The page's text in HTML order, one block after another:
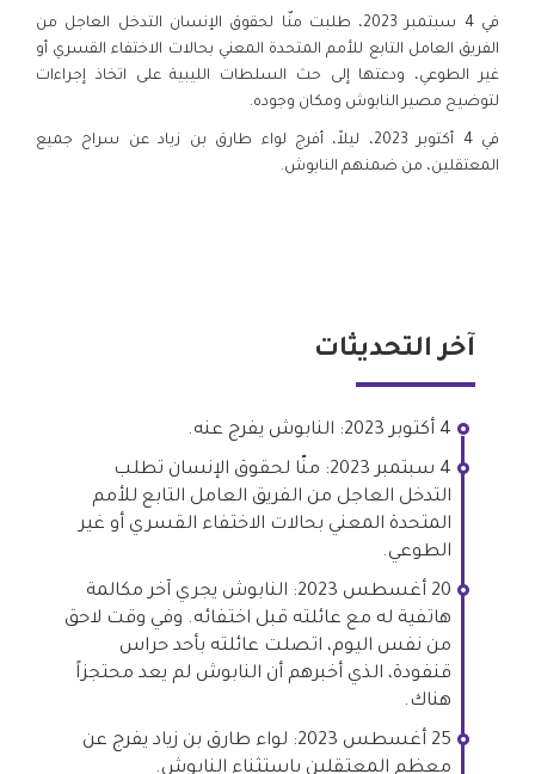
في 4 سبتمبر 2023، طلبت منّا لحقوق الإنسان التدخل العاجل من
الفريق العامل التابع للأمم المتحدة المعني بحالات الاختفاء القسري أو
غير الطوعي، ودعتها إلى حث السلطات الليبية على اتخاذ إجراءات
لتوضيح مصير النابوش ومكان وجوده.
في 4 أكتوبر 2023، ليلاً، أفرج لواء طارق بن زياد عن سراح جميع
المعتقلين، من ضمنهم النابوش.
آخر التحديثات
4 أكتوبر 2023: النابوش يفرج عنه.
4 سبتمبر 2023: منّا لحقوق الإنسان تطلب
التدخل العاجل من الفريق العامل التابع للأمم
المتحدة المعني بحالات الاختفاء القسري أو غير
الطوعي.
20 أغسطس 2023: النابوش يجري آخر مكالمة
هاتفية له مع عائلته قبل اختفائه. وفي وقت لاحق
من نفس اليوم، اتصلت عائلته بأحد حراس
قنفودة، الذي أخبرهم أن النابوش لم يعد محتجزاً
هناك.
25 أغسطس 2023: لواء طارق بن زياد يفرج عن
معظم المعتقلين باستثناء النابوش.